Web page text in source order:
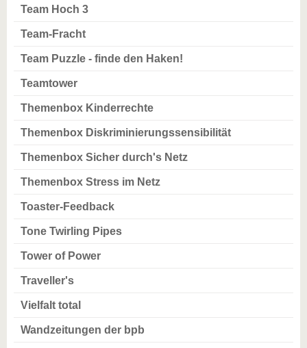
Team Hoch 3
Team-Fracht
Team Puzzle - finde den Haken!
Teamtower
Themenbox Kinderrechte
Themenbox Diskriminierungssensibilität
Themenbox Sicher durch's Netz
Themenbox Stress im Netz
Toaster-Feedback
Tone Twirling Pipes
Tower of Power
Traveller's
Vielfalt total
Wandzeitungen der bpb